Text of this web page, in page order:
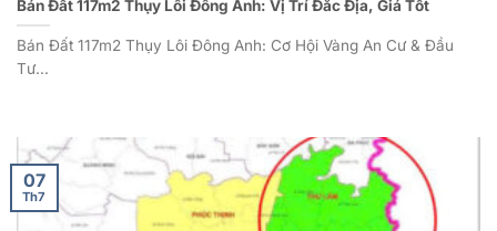
Bán Đất 117m2 Thụy Lôi Đông Anh: Vị Trí Đắc Địa, Giá Tốt
Bán Đất 117m2 Thụy Lôi Đông Anh: Cơ Hội Vàng An Cư & Đầu
Tư...
07
Th7